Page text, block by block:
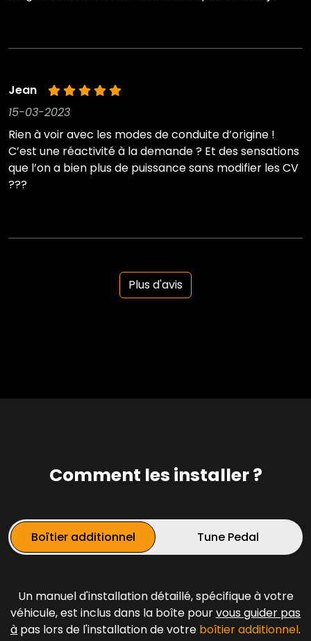
Jean
15-03-2023
Rien à voir avec les modes de conduite d’origine !
C’est une réactivité à la demande ? Et des sensations
que l’on a bien plus de puissance sans modifier les CV
???
Plus d'avis
Comment les installer ?
Boîtier additionnel Tune Pedal
Un manuel d'installation détaillé, spécifique à votre
véhicule, est inclus dans la boîte pourvous guider pas
à pas lors de l'installation de votre boîtier additionnel.